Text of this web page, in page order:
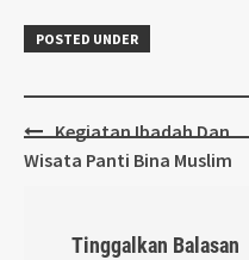
POSTED UNDER
Post
navigation
Kegiatan Ibadah Dan
Wisata Panti Bina Muslim
Tinggalkan Balasan